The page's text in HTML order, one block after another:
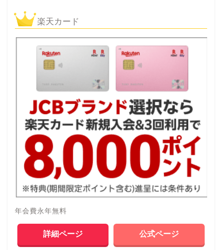
楽天カード
年会費永年無料
詳細ページ 公式ページ